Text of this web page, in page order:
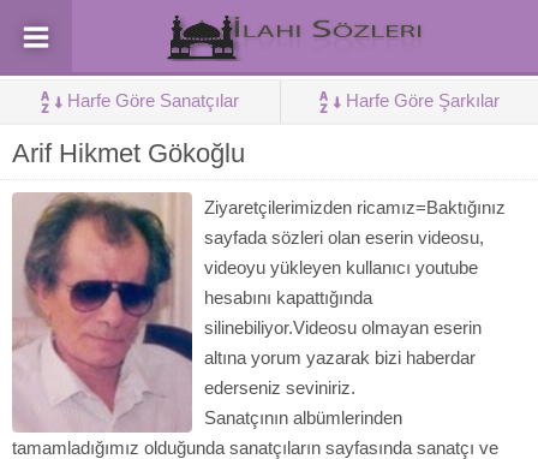
Harfe Göre Sanatçılar Harfe Göre Şarkılar
Arif Hikmet Gökoğlu
Ziyaretçilerimizden ricamız=Baktığınız
sayfada sözleri olan eserin videosu,
videoyu yükleyen kullanıcı youtube
hesabını kapattığında
silinebiliyor.Videosu olmayan eserin
altına yorum yazarak bizi haberdar
ederseniz seviniriz.
Sanatçının albümlerinden
tamamladığımız olduğunda sanatçıların sayfasında sanatçı ve